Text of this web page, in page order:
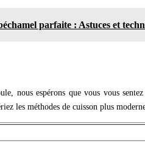
parfaite : Astuces et
nous espérons que vous vous
les méthodes de cuisson plus